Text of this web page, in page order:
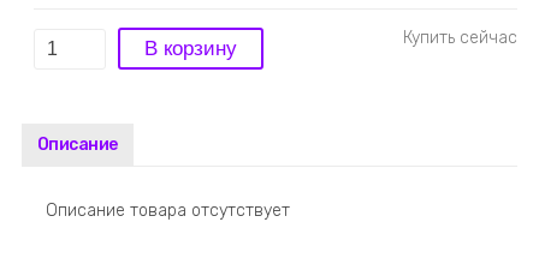
Описание
Описание товара отсутствует